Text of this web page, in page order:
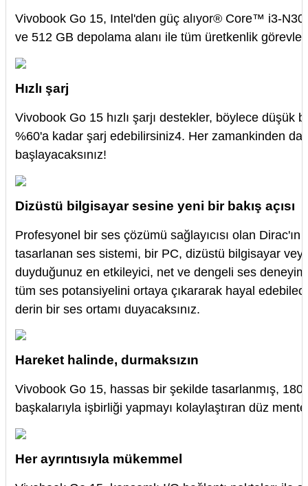
Vivobook Go 15, Intel'den güç alıyor® Core™ i3-
ve 512 GB depolama alanı ile tüm üretkenlik
Hızlı şarj
Vivobook Go 15 hızlı şarjı destekler, böylece düşük
%60'a kadar şarj edebilirsiniz4. Her zamankinden
başlayacaksınız!
Dizüstü bilgisayar sesine yeni bir bakış açısı
Profesyonel bir ses çözümü sağlayıcısı olan Dirac'ın
tasarlanan ses sistemi, bir PC, dizüstü bilgisayar
duyduğunuz en etkileyici, net ve dengeli ses
tüm ses potansiyelini ortaya çıkararak hayal
derin bir ses ortamı duyacaksınız.
Hareket halinde, durmaksızın
Vivobook Go 15, hassas bir şekilde tasarlanmış,
başkalarıyla işbirliği yapmayı kolaylaştıran düz
Her ayrıntısıyla mükemmel